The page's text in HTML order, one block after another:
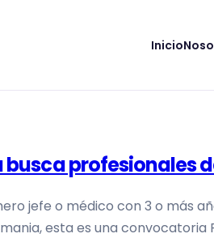
Inicio
profesionales
jefe o médico con 3 o más
esta es una convocatoria